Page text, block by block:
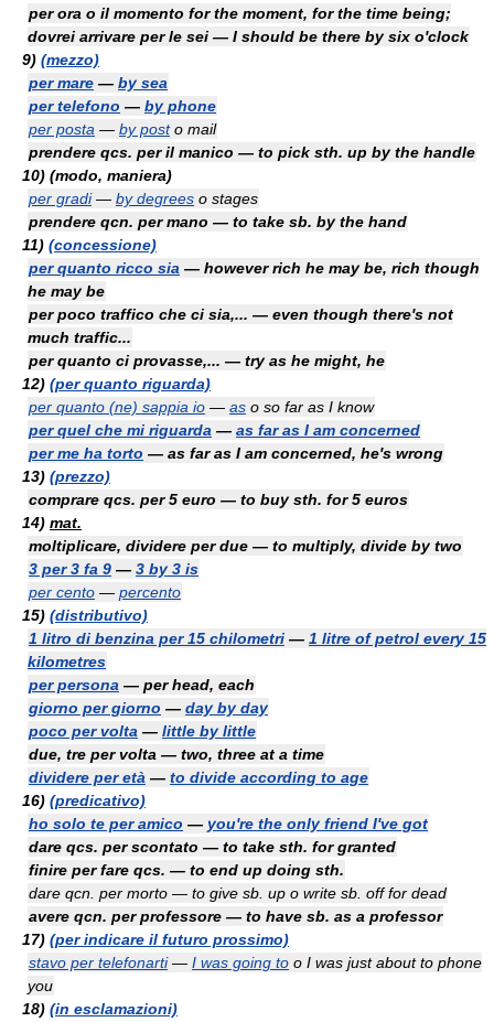
per ora o il momento for the moment, for the time being;
dovrei arrivare per le sei — I should be there by six o'clock
9) (mezzo)
per mare — by sea
per telefono — by phone
per posta — by post o mail
prendere qcs. per il manico — to pick sth. up by the handle
10) (modo, maniera)
per gradi— by degrees o stages
prendere qcn. per mano — to take sb. by the hand
11) (concessione)
per quanto ricco sia — however rich he may be, rich though
he may be
per poco traffico che ci sia,... — even though there's not
much traffic...
per quanto ci provasse,... — try as he might, he
12) (per quanto riguarda)
per quanto (ne) sappia io — as o so far as I know
per quel che mi riguarda — as far as I am concerned
per me ha torto — as far as I am concerned, he's wrong
13) (prezzo)
comprare qcs. per 5 euro — to buy sth. for 5 euros
14) mat.
moltiplicare, dividere per due — to multiply, divide by two
3 per 3 fa 9 — 3 by 3 is
per cento — percento
15) (distributivo)
1 litro di benzina per 15 chilometri — 1 litre of petrol every 15
kilometres
per persona — per head, each
giorno per giorno — day by day
poco per volta — little by little
due, tre per volta — two, three at a time
dividere per età — to divide according to age
16) (predicativo)
ho solo te per amico — you're the only friend I've got
dare qcs. per scontato — to take sth. for granted
finire per fare qcs. — to end up doing sth.
dare qcn. per morto — to give sb. up o write sb. off for dead
avere qcn. per professore — to have sb. as a professor
17) (per indicare il futuro prossimo)
stavo per telefonarti— I was going to o I was just about to phone
you
18) (in esclamazioni)